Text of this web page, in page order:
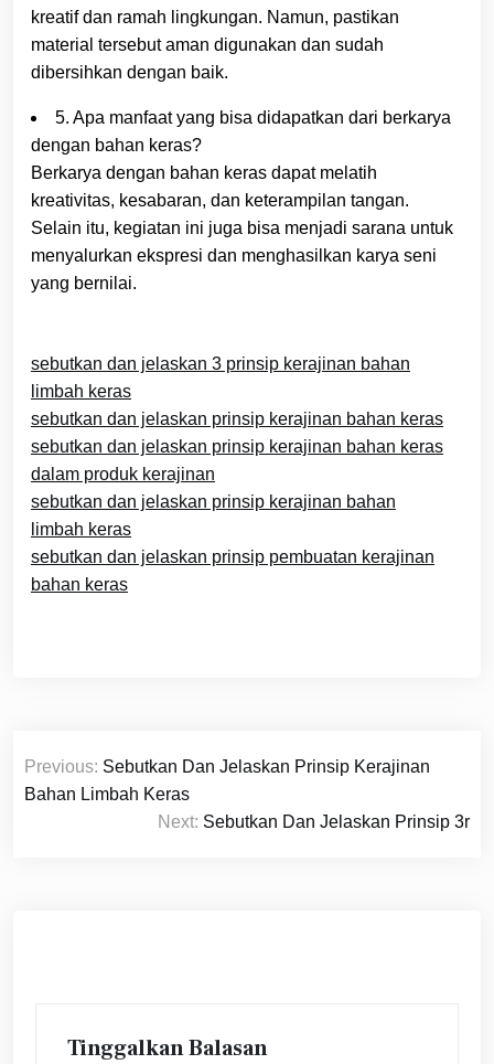
kreatif dan ramah lingkungan. Namun, pastikan
material tersebut aman digunakan dan sudah
dibersihkan dengan baik.
5. Apa manfaat yang bisa didapatkan dari berkarya
dengan bahan keras?
Berkarya dengan bahan keras dapat melatih
kreativitas, kesabaran, dan keterampilan tangan.
Selain itu, kegiatan ini juga bisa menjadi sarana untuk
menyalurkan ekspresi dan menghasilkan karya seni
yang bernilai.
sebutkan dan jelaskan 3 prinsip kerajinan bahan
limbah keras
sebutkan dan jelaskan prinsip kerajinan bahan keras
sebutkan dan jelaskan prinsip kerajinan bahan keras
dalam produk kerajinan
sebutkan dan jelaskan prinsip kerajinan bahan
limbah keras
sebutkan dan jelaskan prinsip pembuatan kerajinan
bahan keras
Navigasi
pos
Previous: Sebutkan Dan Jelaskan Prinsip Kerajinan
Bahan Limbah Keras
Next: Sebutkan Dan Jelaskan Prinsip 3r
Tinggalkan Balasan